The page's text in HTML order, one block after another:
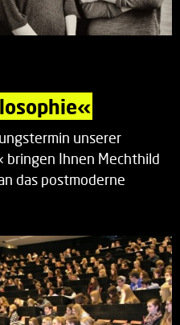
unserer
bringen Ihnen Mechthild
das postmoderne